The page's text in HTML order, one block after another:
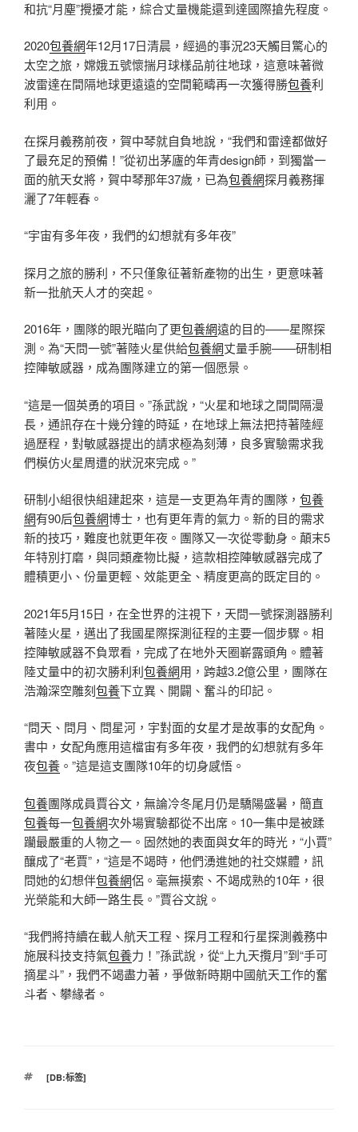
和抗“月塵”攪擾才能，綜合丈量機能還到達國際搶先程度。
2020包養網年12月17日清晨，經過的事況23天觸目驚心的
太空之旅，嫦娥五號懷揣月球樣品前往地球，這意味著微
波雷達在間隔地球更遠遠的空間範疇再一次獲得勝包養利
利用。
在探月義務前夜，賀中琴就自負地說，“我們和雷達都做好
了最充足的預備！”從初出茅廬的年青design師，到獨當一
面的航天女將，賀中琴那年37歲，已為包養網探月義務揮
灑了7年輕春。
“宇宙有多年夜，我們的幻想就有多年夜”
探月之旅的勝利，不只僅象征著新產物的出生，更意味著
新一批航天人才的突起。
2016年，團隊的眼光瞄向了更包養網遠的目的——星際探
測。為“天問一號”著陸火星供給包養網丈量手腕——研制相
控陣敏感器，成為團隊建立的第一個愿景。
“這是一個英勇的項目。”孫武說，“火星和地球之間間隔漫
長，通訊存在十幾分鐘的時延，在地球上無法把持著陸經
過歷程，對敏感器提出的請求極為刻薄，良多實驗需求我
們模仿火星周遭的狀況來完成。”
研制小組很快組建起來，這是一支更為年青的團隊， 包養
網有90后包養網博士，也有更年青的氣力。新的目的需求
新的技巧，難度也就更年夜。團隊又一次從零動身。顛末5
年特別打磨，與同類產物比擬，這款相控陣敏感器完成了
體積更小、份量更輕、效能更全、精度更高的既定目的。
2021年5月15日，在全世界的注視下，天問一號探測器勝利
著陸火星，邁出了我國星際探測征程的主要一個步驟。相
控陣敏感器不負眾看，完成了在地外天圈嶄露頭角。體著
陸丈量中的初次勝利利包養網用，跨越3.2億公里，團隊在
浩瀚深空雕刻包養下立異、開闢、奮斗的印記。
“問天、問月、問星河，宇對面的女星才是故事的女配角。
書中，女配角應用這檔宙有多年夜，我們的幻想就有多年
夜包養 。”這是這支團隊10年的切身感悟。
包養團隊成員賈谷文，無論冷冬尾月仍是驕陽盛暑，簡直
包養每一包養網次外場實驗都從不出席。10一集中是被蹂
躪最嚴重的人物之一。固然她的表面與女年的時光，“小賈”
釀成了“老賈”，“這是不竭時，他們湧進她的社交媒體，訊
問她的幻想伴包養網侶。毫無摸索、不竭成熟的10年，很
光榮能和大師一路生長。”賈谷文說。
“我們將持續在載人航天工程、探月工程和行星探測義務中
施展科技支持氣包養力！”孫武說，從“上九天攬月”到“手可
摘星斗”，我們不竭盡力著，爭做新時期中國航天工作的奮
斗者、攀緣者。
標
[DB:标签]